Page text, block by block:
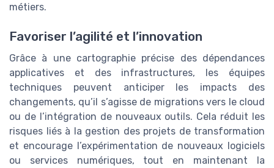
métiers.
Favoriser l’agilité et l’innovation
Grâce à une cartographie précise des dépendances
applicatives et des infrastructures, les équipes
techniques peuvent anticiper les impacts des
changements, qu’il s’agisse de migrations vers le cloud
ou de l’intégration de nouveaux outils. Cela réduit les
risques liés à la gestion des projets de transformation
et encourage l’expérimentation de nouveaux logiciels
ou services numériques, tout en maintenant la